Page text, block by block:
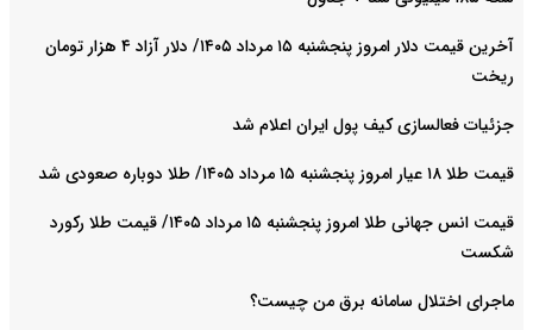
آخرین قیمت دلار امروز پنجشنبه ۱۵ مرداد ۱۴۰۵/ دلار آزاد ۴ هزار تومان
ریخت
جزئیات فعالسازی کیف پول ایران اعلام شد
قیمت طلا ۱۸ عیار امروز پنجشنبه ۱۵ مرداد ۱۴۰۵/ طلا دوباره صعودی شد
قیمت انس جهانی طلا امروز پنجشنبه ۱۵ مرداد ۱۴۰۵/ قیمت طلا رکورد
شکست
ماجرای اختلال سامانه برق من چیست؟